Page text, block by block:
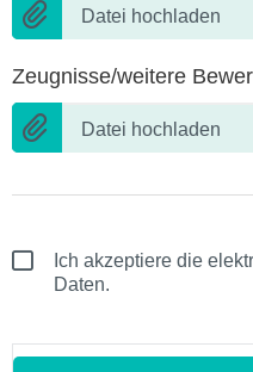
Datei hochladen
Zeugnisse/weitere
Datei hochladen
Ich akzeptiere die
Daten.